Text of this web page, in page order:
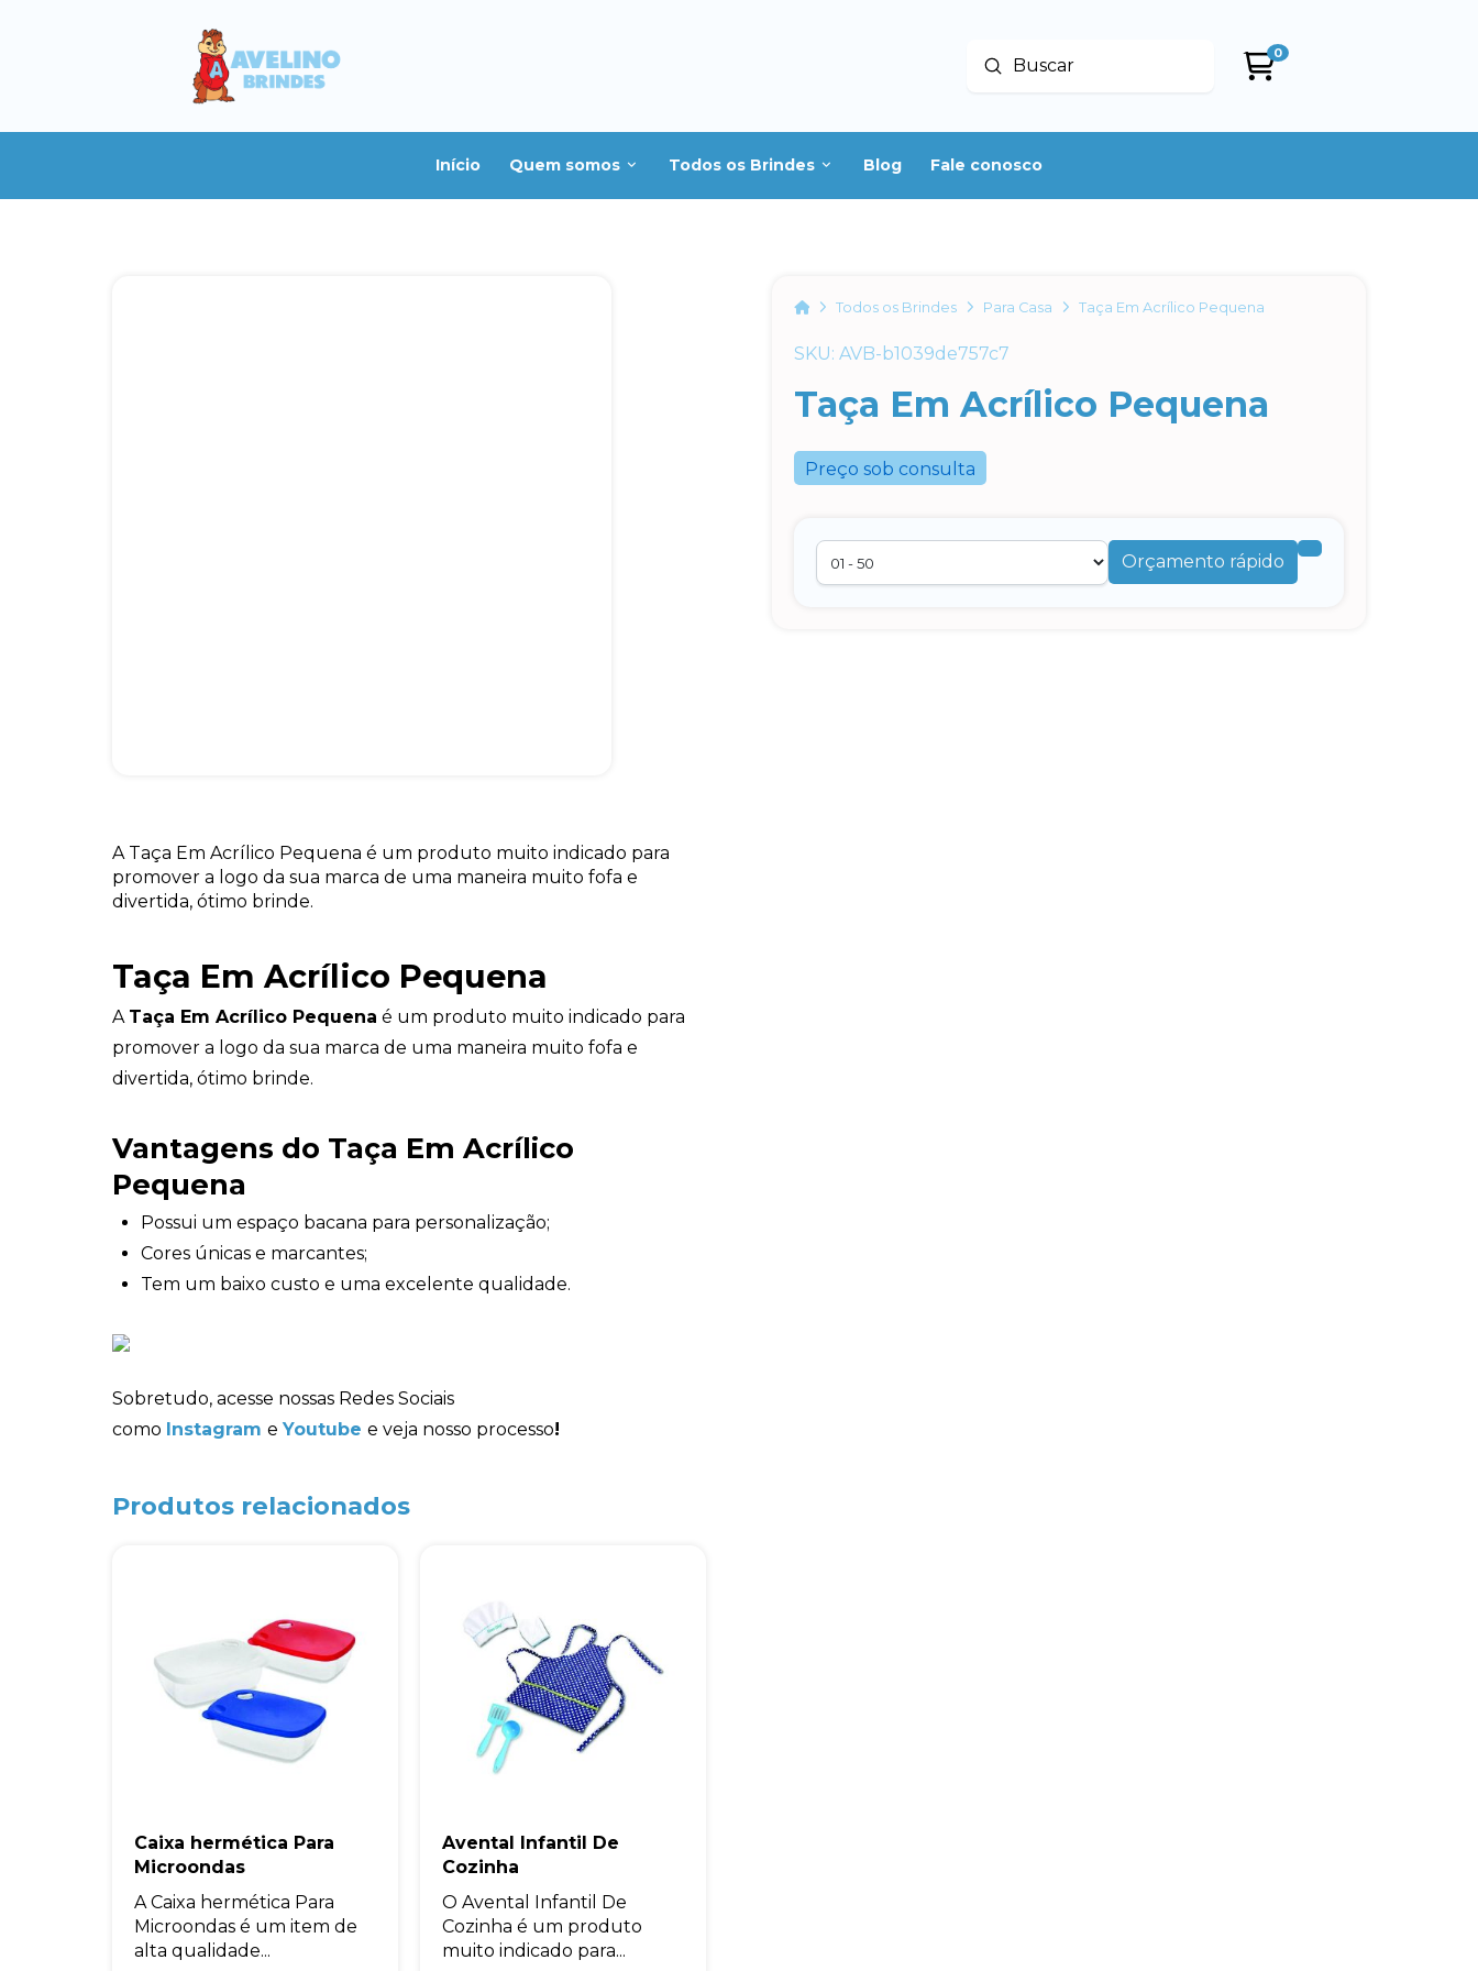
Buscar
Enviar
0
Início Quem somos Todos os Brindes Blog Fale conosco
HomeTodos os Brindes Para Casa Taça Em Acrílico Pequena
SKU: AVB-b1039de757c7
Taça Em Acrílico Pequena
Preço sob consulta
Orçamento rápido
A Taça Em Acrílico Pequena é um produto muito indicado para
promover a logo da sua marca de uma maneira muito fofa e
divertida, ótimo brinde.
Taça Em Acrílico Pequena
A Taça Em Acrílico Pequena é um produto muito indicado para
promover a logo da sua marca de uma maneira muito fofa e
divertida, ótimo brinde.
Vantagens do Taça Em Acrílico
Pequena
Possui um espaço bacana para personalização;
Cores únicas e marcantes;
Tem um baixo custo e uma excelente qualidade.
Sobretudo, acesse nossas Redes Sociais
como Instagram e Youtube e veja nosso processo!
Produtos relacionados
Caixa hermética Para
Microondas
A Caixa hermética Para
Microondas é um item de
alta qualidade...
Avental Infantil De
Cozinha
O Avental Infantil De
Cozinha é um produto
muito indicado para...
+55
privacidade, utilizaremos seus dados apenas para fins de
marketing. Você pode alterar suas preferências a qualquer
momento.